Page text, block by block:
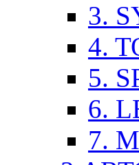
3.
4.
5.
6.
7.